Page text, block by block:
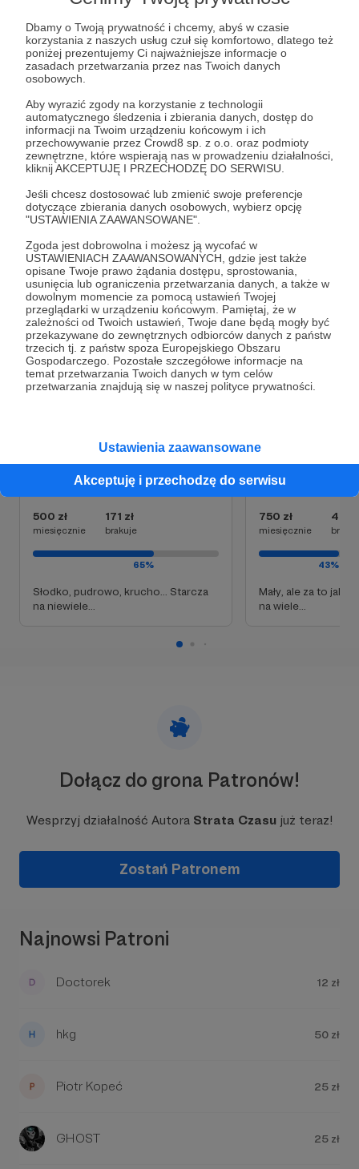
Dbamy o Twoją prywatność i chcemy, abyś w czasie
korzystania z naszych usług czuł się komfortowo, dlatego też
poniżej prezentujemy Ci najważniejsze informacje o
zasadach przetwarzania przez nas Twoich danych
osobowych.
Aby wyrazić zgody na korzystanie z technologii
automatycznego śledzenia i zbierania danych, dostęp do
informacji na Twoim urządzeniu końcowym i ich
przechowywanie przez Crowd8 sp. z o.o. oraz podmioty
zewnętrzne, które wspierają nas w prowadzeniu działalności,
kliknij AKCEPTUJĘ I PRZECHODZĘ DO SERWISU.
Jeśli chcesz dostosować lub zmienić swoje preferencje
dotyczące zbierania danych osobowych, wybierz opcję
"USTAWIENIA ZAAWANSOWANE".
Zgoda jest dobrowolna i możesz ją wycofać w
USTAWIENIACH ZAAWANSOWANYCH, gdzie jest także
opisane Twoje prawo żądania dostępu, sprostowania,
usunięcia lub ograniczenia przetwarzania danych, a także w
dowolnym momencie za pomocą ustawień Twojej
przeglądarki w urządzeniu końcowym. Pamiętaj, że w
zależności od Twoich ustawień, Twoje dane będą mogły być
przekazywane do zewnętrznych odbiorców danych z państw
trzecich tj. z państw spoza Europejskiego Obszaru
Gospodarczego. Pozostałe szczegółowe informacje na
temat przetwarzania Twoich danych w tym celów
przetwarzania znajdują się w naszej polityce prywatności.
Ustawienia zaawansowane
Akceptuję i przechodzę do serwisu
- Ma jedną z najaktywniejszych społeczności.
Ponad pół miliona wiadomości miesięcznie.
- Angażuje ponad 60 osób dbających o jakość. To
- Buduje przyjazną atmosferę dla każdego
niezależnie od płci, orientacji, narodowości czy
wyglądu.
- Organizuje każdego roku zbiórki charytatywne.
Zebraliśmy łącznie ponad 20 tysięcy złotych.
spotykamy się 8-10 razy w kilku miastach w
Polsce.
Słuchaj w Patronite Audio!
SłuchajStrata Czasuw aplikacji Patronite Audio.
Pobierz aplikację na swój telefon lub słuchaj w
przeglądarce.
Słuchaj
Cukierkowy zegarek
500 zł
miesięcznie
171 zł
brakuje
65%
Słodko, pudrowo, krucho... Starcza
na niewiele...
Klepsydra
750 zł
miesięcznie
421
43%
Mały, ale za to jaki
na wiele...
Dołącz do grona Patronów!
Wesprzyj działalność Autora Strata Czasu już teraz!
Zostań Patronem
Najnowsi Patroni
Doctorek 12 zł
hkg 50 zł
Piotr Kopeć 25 zł
GHOST 25 zł